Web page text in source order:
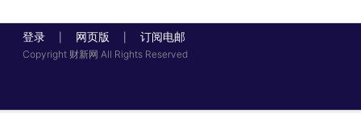
登录 网页版 订阅电邮
Copyright 财新网 All Rights Reserved